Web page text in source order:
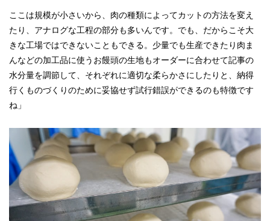
ここは規模が小さいから、肉の種類によってカットの方法を変え
たり、アナログな工程の部分も多いんです。でも、だからこそ大
きな工場ではできないこともできる。少量でも生産できたり肉ま
んなどの加工品に使うお饅頭の生地もオーダーに合わせて記事の
水分量を調節して、それぞれに適切な柔らかさにしたりと、納得
行くものづくりのために妥協せず試行錯誤ができるのも特徴です
ね」